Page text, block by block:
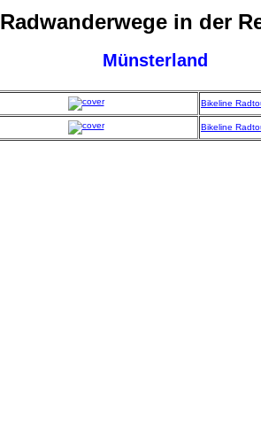
Radwanderwege in der
Münsterland
Bikeline
Bikeline